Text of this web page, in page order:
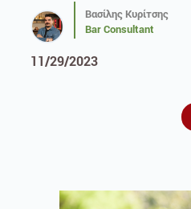
Βασίλης Κυρίτσης
Bar Consultant
11/29/2023